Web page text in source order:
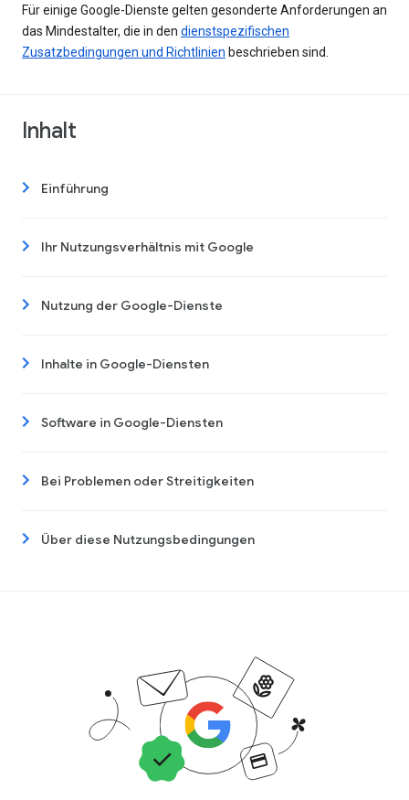
Für einige Google-Dienste gelten gesonderte Anforderungen an
das Mindestalter, die in den dienstspezifischen
Zusatzbedingungen und Richtlinien beschrieben sind.
Inhalt
Einführung
Ihr Nutzungsverhältnis mit Google
Nutzung der Google-Dienste
Inhalte in Google-Diensten
Software in Google-Diensten
Bei Problemen oder Streitigkeiten
Über diese Nutzungsbedingungen